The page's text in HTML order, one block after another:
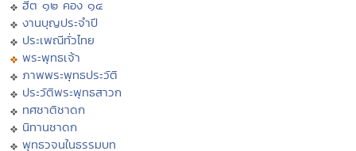
ฮีต ๑๒ คอง ๑๔
งานบุญประจำปี
ประเพณีทั่วไทย
พระพุทธเจ้า
ภาพพระพุทธประวัติ
ประวัติพระพุทธสาวก
ทศชาติชาดก
นิทานชาดก
พุทธวจนในธรรมบท